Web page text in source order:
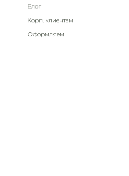
Блог
Корп. клиентам
Оформляем